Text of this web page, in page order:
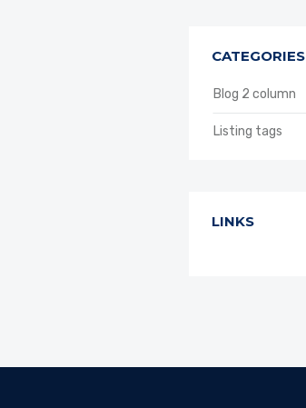
CATEGORIES
Blog 2 column
Listing tags
LINKS